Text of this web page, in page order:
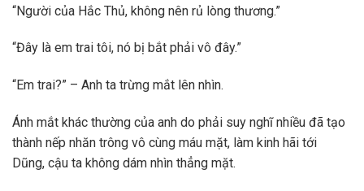
“Người của Hắc Thủ, không nên rủ lòng thương.”
“Đây là em trai tôi, nó bị bắt phải vô đây.”
“Em trai?” – Anh ta trừng mắt lên nhìn.
Ánh mắt khác thường của anh do phải suy nghĩ nhiều đã tạo
thành nếp nhăn trông vô cùng máu mặt, làm kinh hãi tới
Dũng, cậu ta không dám nhìn thẳng mặt.